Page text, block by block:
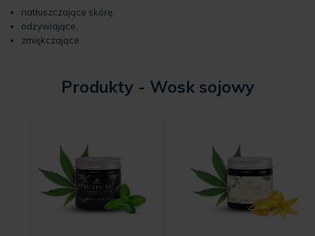
natłuszczające skórę,
odżywiające,
zmiękczające.
Produkty - Wosk sojowy